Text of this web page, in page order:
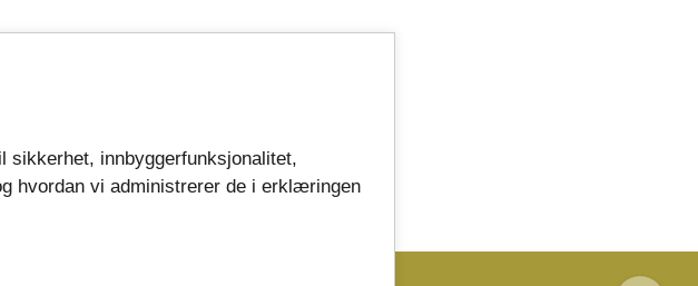
sikkerhet, innbyggerfunksjonalitet,
hvordan vi administrerer de i erklæringen